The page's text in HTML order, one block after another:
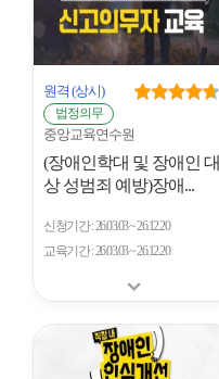
원격 (상시)
법정의무
중앙교육연수원
(장애인학대 및 장애인 대
상 성범죄 예방)장애...
신청기간 26.03.03 ~ 26.12.20
교육기간 26.03.03 ~ 26.12.20